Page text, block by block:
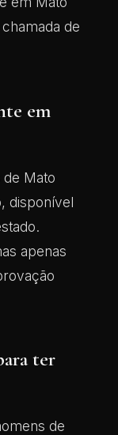
de
em
Mato
disponível
apenas
ter
de